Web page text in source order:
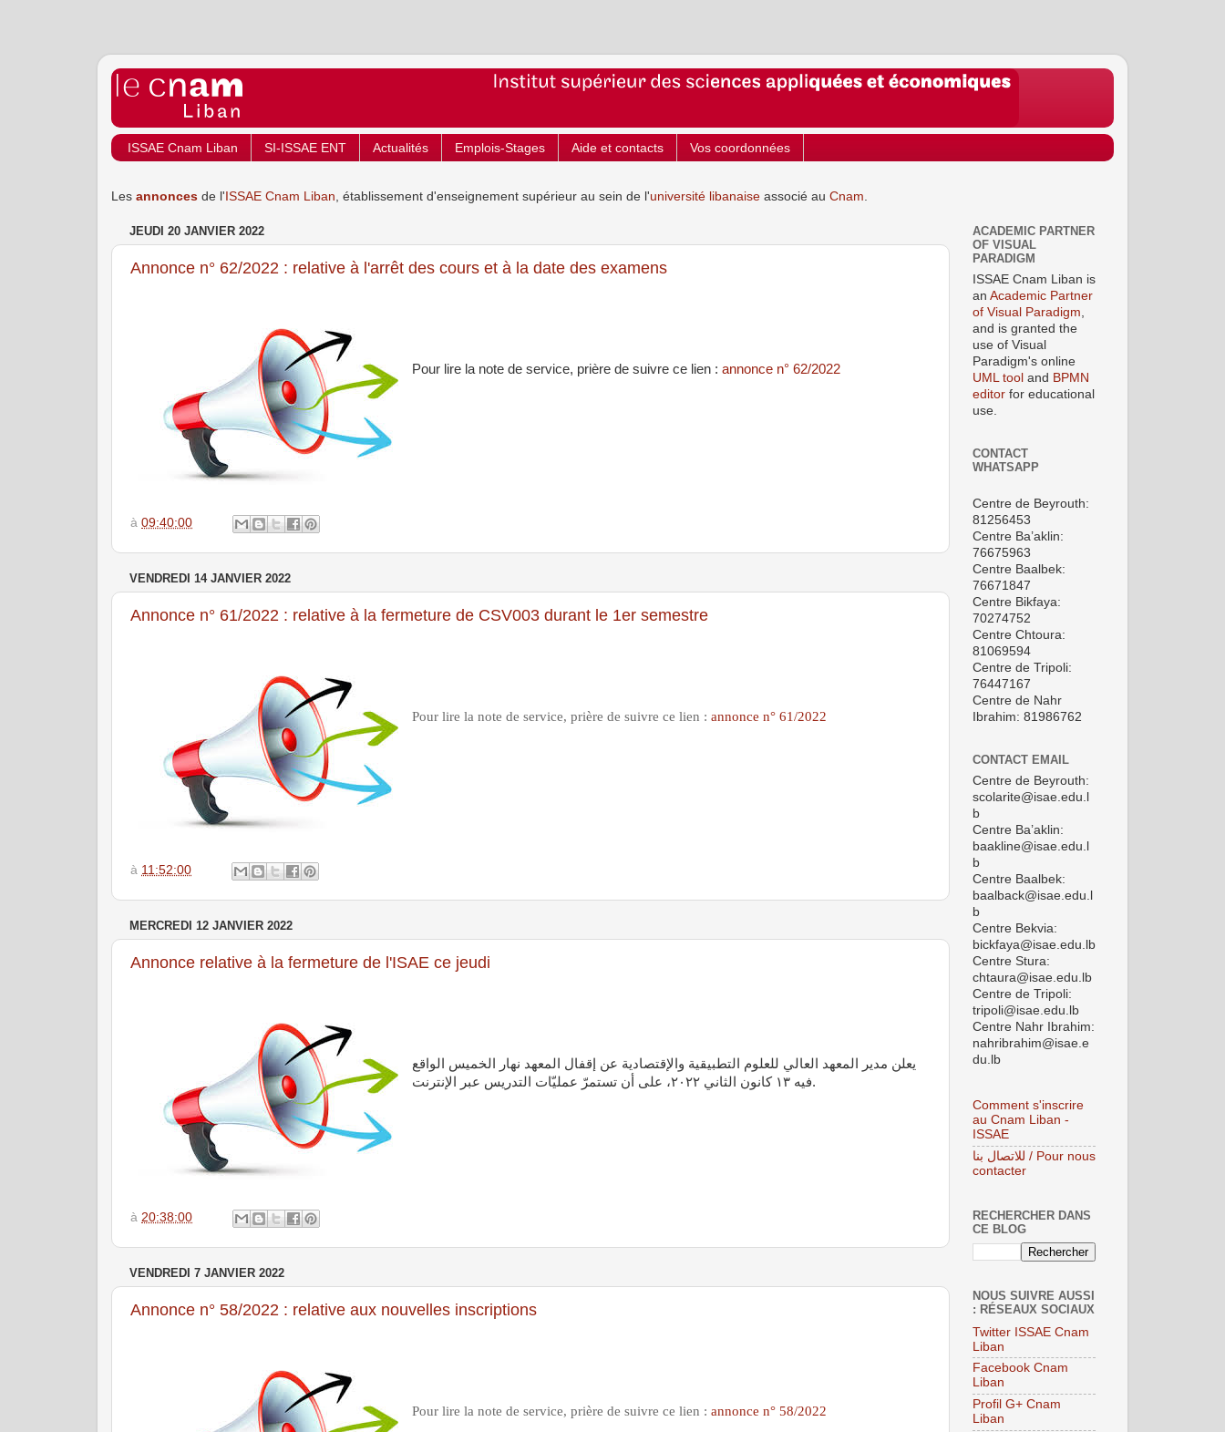
ISSAE Cnam Liban SI-ISSAE ENT Actualités Emplois-Stages Aide et contacts Vos coordonnées
Les annonces de l' ISSAE Cnam Liban , établissement d'enseignement supérieur au sein de l'université libanaise associé au Cnam
JEUDI 20 JANVIER 2022
Annonce n° 62/2022 : relative à l'arrêt des cours et à la date des examens
Pour lire la note de service, prière de suivre ce lien : annonce n° 62/2022
à 09:40:00
VENDREDI 14 JANVIER 2022
Annonce n° 61/2022 : relative à la fermeture de CSV003 durant le 1er semestre
Pour lire la note de service, prière de suivre ce lien : annonce n° 61/2022
à 11:52:00
MERCREDI 12 JANVIER 2022
Annonce relative à la fermeture de l'ISAE ce jeudi
يعلن مدير المعهد العالي للعلوم التطبيقية والإقتصادية عن إقفال المعهد نهار الخميس الواقع
فيه ١٣ كانون الثاني ٢٠٢٢، على أن تستمرّ عمليّات التدريس عبر الإنترنت.
à 20:38:00
VENDREDI 7 JANVIER 2022
Annonce n° 58/2022 : relative aux nouvelles inscriptions
Pour lire la note de service, prière de suivre ce lien : annonce n° 58/2022
ACADEMIC PARTNER
OF VISUAL
PARADIGM
ISSAE Cnam Liban is
an Academic Partner
of Visual Paradigm
and is granted the
use of Visual
Paradigm's online
UML tool and BPMN
editor for educational
use.
CONTACT
WHATSAPP
Centre de Beyrouth:
81256453
Centre Ba’aklin:
76675963
Centre Baalbek:
76671847
Centre Bikfaya:
70274752
Centre Chtoura:
81069594
Centre de Tripoli:
76447167
Centre de Nahr
Ibrahim: 81986762
CONTACT EMAIL
Centre de Beyrouth:
scolarite@isae.edu.l
b
Centre Ba’aklin:
baakline@isae.edu.l
b
Centre Baalbek:
baalback@isae.edu.l
b
Centre Bekvia:
bickfaya@isae.edu.lb
Centre Stura:
chtaura@isae.edu.lb
Centre de Tripoli:
tripoli@isae.edu.lb
Centre Nahr Ibrahim:
nahribrahim@isae.e
du.lb
Comment s'inscrire
au Cnam Liban -
ISSAE
للاتصال بنا / Pour nous
contacter
RECHERCHER DANS
CE BLOG
NOUS SUIVRE AUSSI
: RÉSEAUX SOCIAUX
Twitter ISSAE Cnam
Liban
Facebook Cnam
Liban
Profil G+ Cnam
Liban